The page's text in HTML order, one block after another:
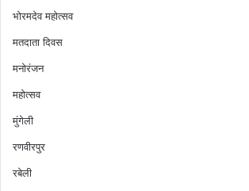
भोरमदेव महोत्सव
मतदाता दिवस
मनोरंजन
महोत्सव
मुंगेली
रणवीरपुर
रबेली